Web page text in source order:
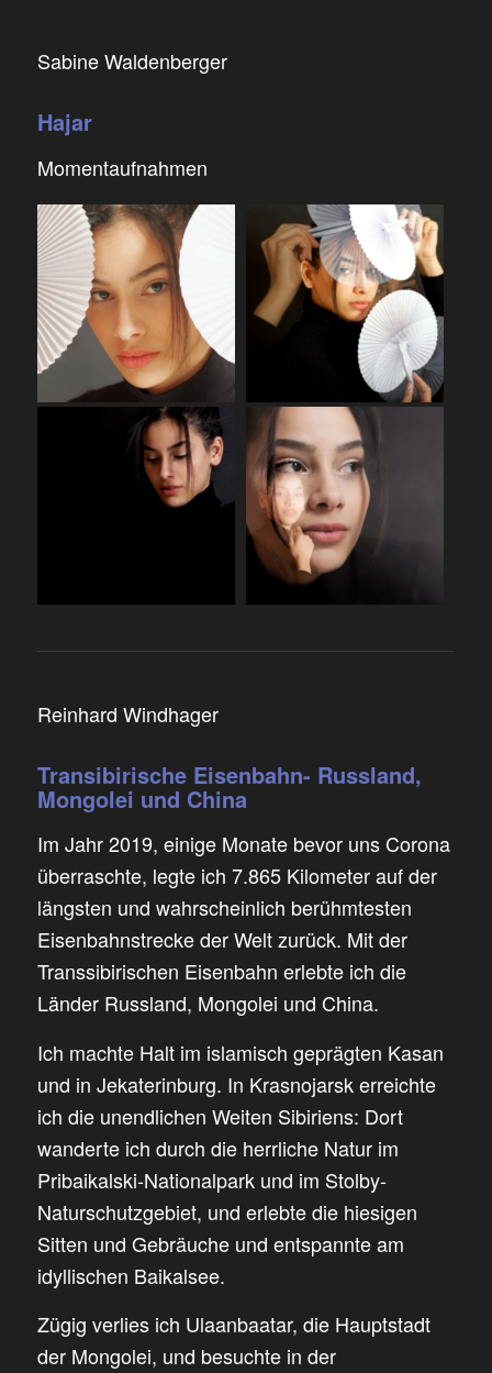
Sabine Waldenberger
Hajar
Momentaufnahmen
Reinhard Windhager
Transibirische Eisenbahn- Russland,
Mongolei und China
Im Jahr 2019, einige Monate bevor uns Corona
überraschte, legte ich 7.865 Kilometer auf der
längsten und wahrscheinlich berühmtesten
Eisenbahnstrecke der Welt zurück. Mit der
Transsibirischen Eisenbahn erlebte ich die
Länder Russland, Mongolei und China.
Ich machte Halt im islamisch geprägten Kasan
und in Jekaterinburg. In Krasnojarsk erreichte
ich die unendlichen Weiten Sibiriens: Dort
wanderte ich durch die herrliche Natur im
Pribaikalski-Nationalpark und im Stolby-
Naturschutzgebiet, und erlebte die hiesigen
Sitten und Gebräuche und entspannte am
idyllischen Baikalsee.
Zügig verlies ich Ulaanbaatar, die Hauptstadt
der Mongolei, und besuchte in der